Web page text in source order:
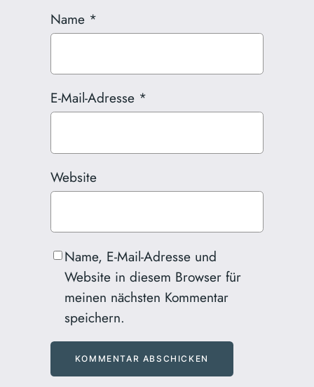
Name *
E-Mail-Adresse *
Website
Name, E-Mail-Adresse und
Website in diesem Browser für
meinen nächsten Kommentar
speichern.